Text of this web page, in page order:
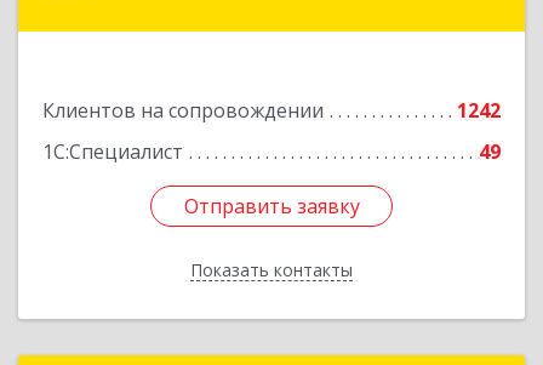
Клиентов на сопровождении
1242
1С:Специалист
49
Отправить заявку
Показать контакты
Отправить заявку
Назад